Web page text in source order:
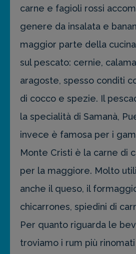
carne e fagioli rossi
genere da insalata e
maggior parte della
sul pescato: cernie,
aragoste, spesso conditi
di cocco e spezie. Il
la specialità di Samanà,
invece è famosa per i
Monte Cristi è la carne di
per la maggiore. Molto
anche il queso, il
chicarrones, spiedini di
Per quanto riguarda le
troviamo i rum più